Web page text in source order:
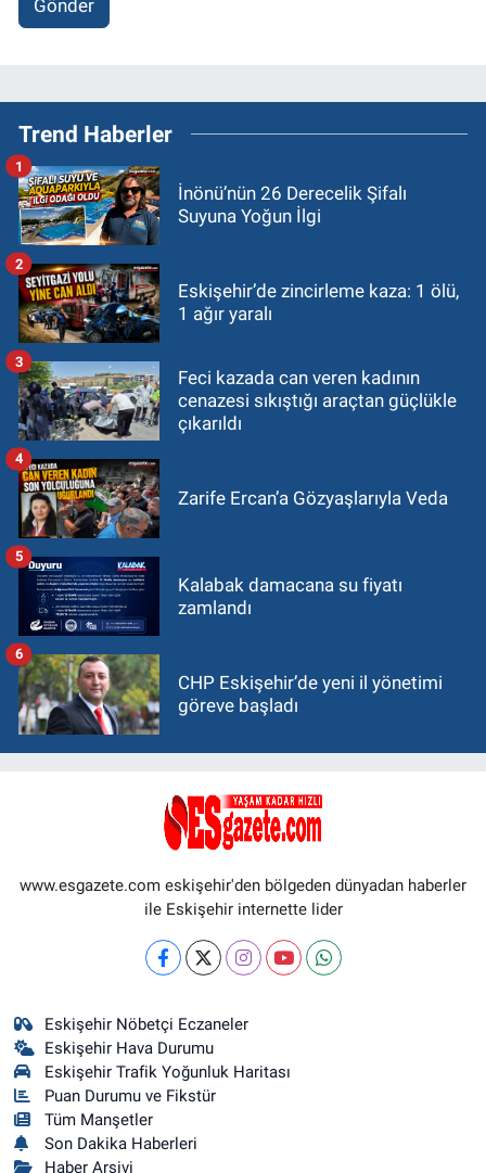
Gönder
Trend Haberler
İnönü’nün 26 Derecelik Şifalı
Suyuna Yoğun İlgi
1
Eskişehir’de zincirleme kaza: 1 ölü,
1 ağır yaralı
2
Feci kazada can veren kadının
cenazesi sıkıştığı araçtan güçlükle
çıkarıldı
3
Zarife Ercan’a Gözyaşlarıyla Veda
4
Kalabak damacana su fiyatı
zamlandı
5
CHP Eskişehir’de yeni il yönetimi
göreve başladı
6
www.esgazete.com eskişehir'den bölgeden dünyadan haberler
ile Eskişehir internette lider
Eskişehir Nöbetçi Eczaneler
Eskişehir Hava Durumu
Eskişehir Trafik Yoğunluk Haritası
Puan Durumu ve Fikstür
Tüm Manşetler
Son Dakika Haberleri
Haber Arşivi